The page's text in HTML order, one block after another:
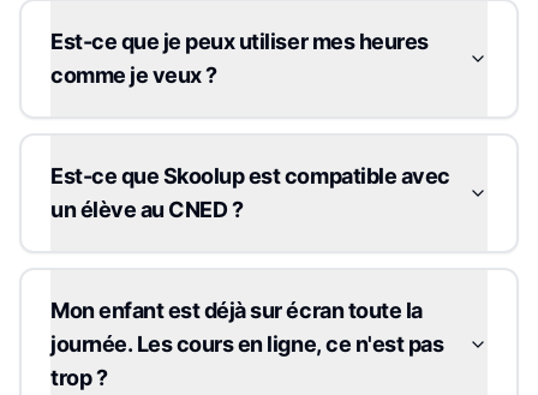
Est-ce que je peux utiliser mes heures
comme je veux ?
Est-ce que Skoolup est compatible avec
un élève au CNED ?
Mon enfant est déjà sur écran toute la
journée. Les cours en ligne, ce n'est pas
trop ?